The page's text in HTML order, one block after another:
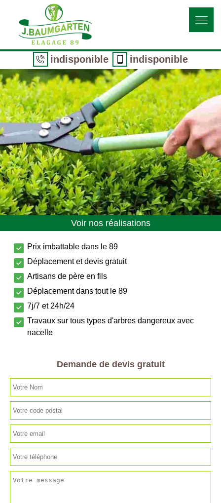
indisponible indisponible
Voir nos réalisations
Prix imbattable dans le 89
Déplacement et devis gratuit
Artisans de père en fils
Déplacement dans tout le 89
7j/7 et 24h/24
Travaux sur tous types d'arbres dangereux avec
nacelle
Demande de devis gratuit